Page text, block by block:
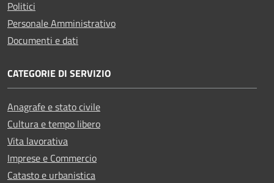
Politici
Personale Amministrativo
Documenti e dati
CATEGORIE DI SERVIZIO
Anagrafe e stato civile
Cultura e tempo libero
Vita lavorativa
Imprese e Commercio
Catasto e urbanistica